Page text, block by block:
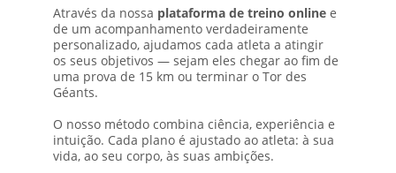
Através da nossa plataforma de treino online e
de um acompanhamento verdadeiramente
personalizado, ajudamos cada atleta a atingir
os seus objetivos — sejam eles chegar ao fim de
uma prova de 15 km ou terminar o Tor des
Géants.
O nosso método combina ciência, experiência e
intuição. Cada plano é ajustado ao atleta: à sua
vida, ao seu corpo, às suas ambições.